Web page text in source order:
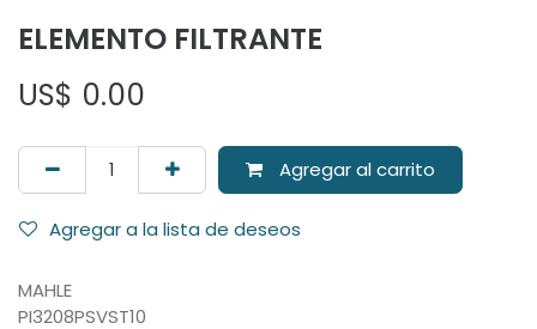
ELEMENTO FILTRANTE
US$ 0.00
Agregar al carrito
Agregar a la lista de deseos
MAHLE
PI3208PSVST10